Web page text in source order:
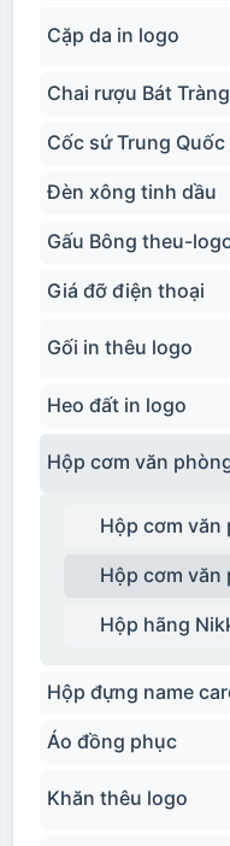
Cặp da in logo
Chai rượu Bát Tràng
Cốc sứ Trung Quốc
Đèn xông tinh dầu
Gấu Bông theu-
Giá đỡ điện thoại
Gối in thêu logo
Heo đất in logo
Hộp cơm văn
Hộp hãng
Hộp đựng name
Áo đồng phục
Khăn thêu logo